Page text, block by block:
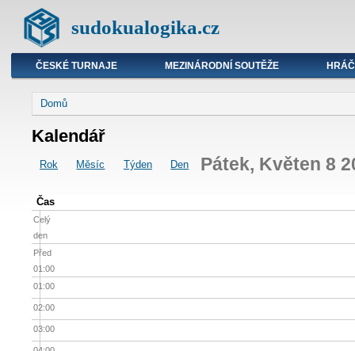
sudokualogika.cz
ČESKÉ TURNAJE MEZINÁRODNÍ SOUTĚŽE
Domů
Kalendář
Rok Měsíc Týden Den Pátek, Květen 8
Čas
Celý
den
Před
01:00
01:00
02:00
03:00